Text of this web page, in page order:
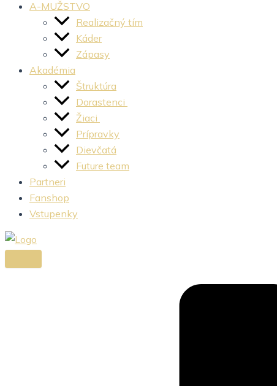
A-MUŽSTVO
Realizačný tím
Káder
Zápasy
Akadémia
Štruktúra
Dorastenci
Žiaci
Prípravky
Dievčatá
Future team
Partneri
Fanshop
Vstupenky